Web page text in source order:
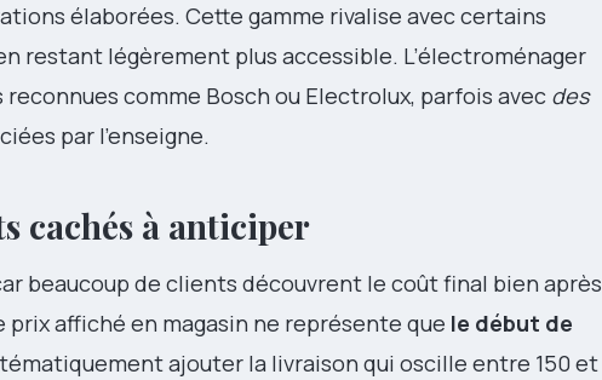
élaborées. Cette gamme rivalise avec certains
restant légèrement plus accessible. L’électroménager
comme Bosch ou Electrolux, parfois avec des
par l’enseigne.
cachés à anticiper
beaucoup de clients découvrent le coût final bien après
affiché en magasin ne représente que le début de
ajouter la livraison qui oscille entre 150 et